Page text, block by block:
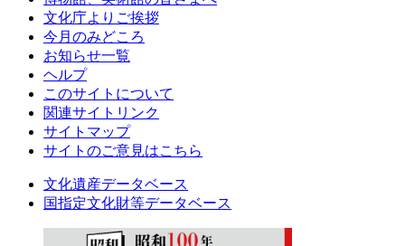
文化庁よりご挨拶
今月のみどころ
お知らせ一覧
ヘルプ
このサイトについて
関連サイトリンク
サイトマップ
サイトのご意見はこちら
文化遺産データベース
国指定文化財等データベース